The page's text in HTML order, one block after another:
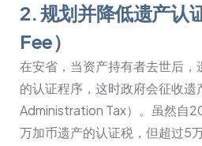
2. 规划并降低遗产认
Fee）
在安省，当资产持有者去世后
的认证程序，这时政府会征收
Administration Tax）。虽然自
万加币遗产的认证税，但超过5